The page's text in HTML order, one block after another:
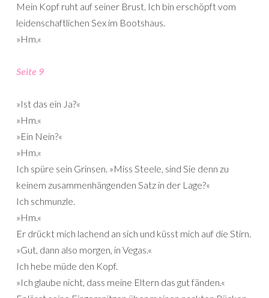
Mein Kopf ruht auf seiner Brust. Ich bin erschöpft vom
leidenschaftlichen Sex im Bootshaus.
»Hm.«
Seite 9
»Ist das ein Ja?«
»Hm.«
»Ein Nein?«
»Hm.«
Ich spüre sein Grinsen. »Miss Steele, sind Sie denn zu
keinem zusammenhängenden Satz in der Lage?«
Ich schmunzle.
»Hm.«
Er drückt mich lachend an sich und küsst mich auf die Stirn.
»Gut, dann also morgen, in Vegas.«
Ich hebe müde den Kopf.
»Ich glaube nicht, dass meine Eltern das gut fänden.«